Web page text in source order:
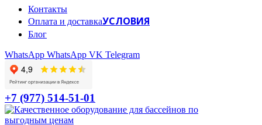
Контакты
Оплата и доставкаУСЛОВИЯ
Блог
WhatsApp WhatsApp VK Telegram
+7 (977) 514-51-01